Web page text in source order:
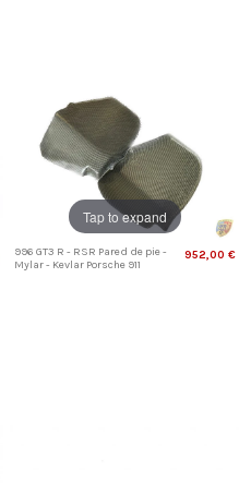
Tap to expand
996 GT3 R - RSR Pared de pie -
Mylar - Kevlar Porsche 911
952,00 €